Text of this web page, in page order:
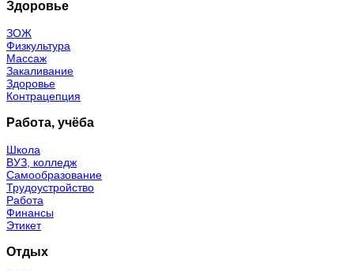
Здоровье
ЗОЖ
Физкультура
Массаж
Закаливание
Здоровье
Контрацепция
Работа, учёба
Школа
ВУЗ, колледж
Самообразование
Трудоустройство
Работа
Финансы
Этикет
Отдых